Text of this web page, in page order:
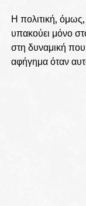
Η πολιτική, όμως,
υπακούει μόνο
στη δυναμική που
αφήγημα όταν